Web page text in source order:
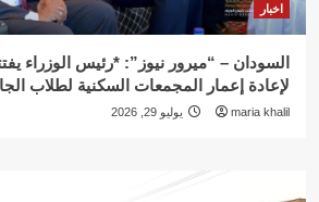
اخبار
السودان – “ميرور نيوز”: *رئيس الوزراء
لإعادة إعمار المجمعات السكنية لطلاب
maria khalil يوليو 29, 2026